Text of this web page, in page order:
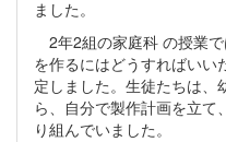
ました。
2年2組の家庭科 の授業
を作るにはどうすればいい
定しました。生徒たちは、
ら、自分で製作計画を立て
り組んでいました。